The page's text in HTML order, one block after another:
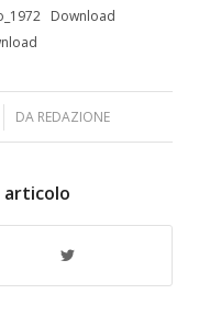
Download
DA REDAZIONE
articolo